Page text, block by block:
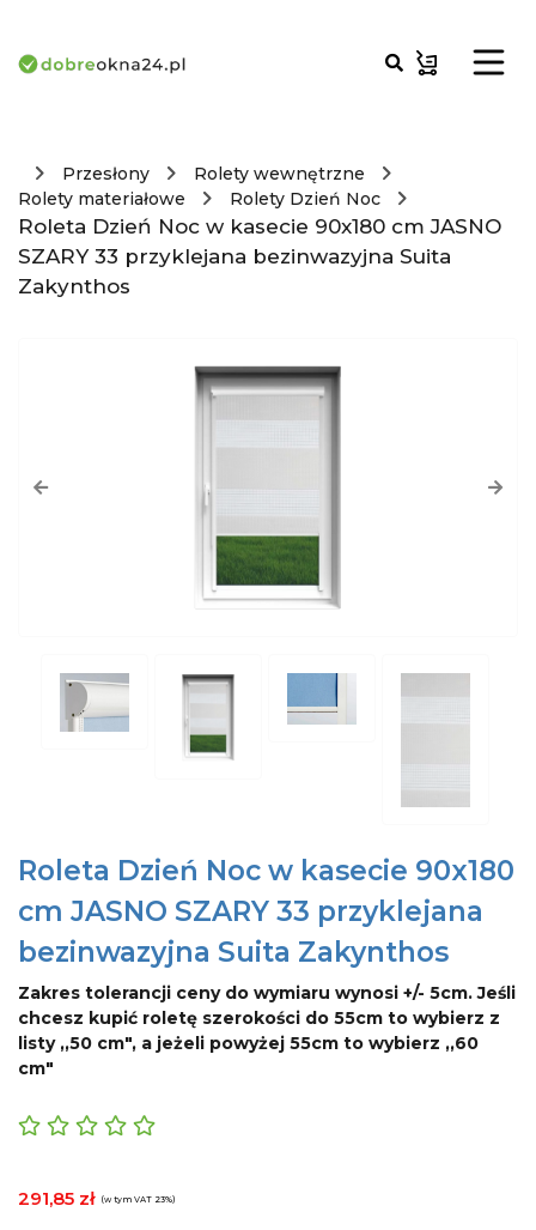
Przesłony
Rolety wewnętrzne
Rolety materiałowe
Rolety Dzień Noc
Roleta Dzień Noc w kasecie 90x180 cm JASNO
SZARY 33 przyklejana bezinwazyjna Suita
Zakynthos
Roleta Dzień Noc w kasecie 90x180
cm JASNO SZARY 33 przyklejana
bezinwazyjna Suita Zakynthos
Zakres tolerancji ceny do wymiaru wynosi +/- 5cm. Jeśli
chcesz kupić roletę szerokości do 55cm to wybierz z
listy ,,50 cm", a jeżeli powyżej 55cm to wybierz ,,60
cm"
291,85 zł (w tym VAT 23%)